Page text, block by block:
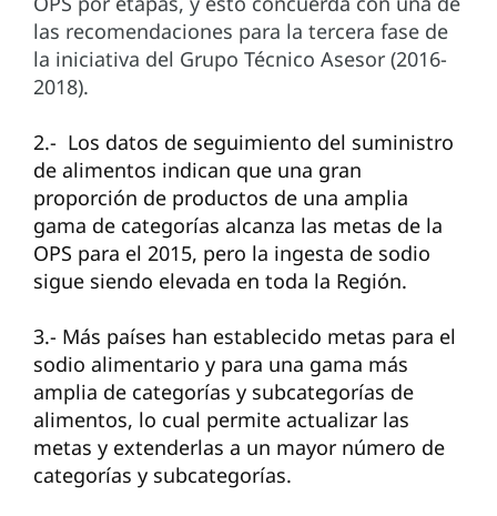
las recomendaciones para la tercera fase de
la iniciativa del Grupo Técnico Asesor (2016-
2018).
2.- Los datos de seguimiento del suministro
de alimentos indican que una gran
proporción de productos de una amplia
gama de categorías alcanza las metas de la
OPS para el 2015, pero la ingesta de sodio
sigue siendo elevada en toda la Región.
3.- Más países han establecido metas para el
sodio alimentario y para una gama más
amplia de categorías y subcategorías de
alimentos, lo cual permite actualizar las
metas y extenderlas a un mayor número de
categorías y subcategorías.